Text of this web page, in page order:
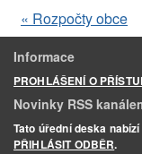
« Rozpočty obce
Informace
PROHLÁŠENÍ O
Novinky RSS
Tato úřední deska
PŘIHLÁSIT ODBĚR.